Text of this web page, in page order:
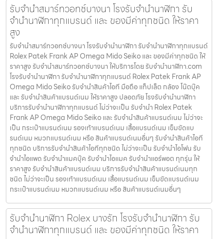
รับจำนำสมาร์ทวอทช์บางนา โรงรับจำนำนาฬิกา รับ
จำนำนาฬิกาทุกแบรนด์ และ ของมีค่าทุกชนิด ให้ราคา
สูง
รับจำนำสมาร์ทวอทช์บางนา โรงรับจำนำนาฬิกา รับจำนำนาฬิกาทุกแบรนด์
Rolex Patek Frank AP Omega Mido Seiko และ ของมีค่าทุกชนิด ให้
ราคาสูง รับจำนำสมาร์ทวอทช์บางนา ให้บริการโดย รับจํานํานาฬิกา.com
โรงรับจำนำนาฬิกา รับจำนำนาฬิกาทุกแบรนด์ Rolex Patek Frank AP
Omega Mido Seiko รับจำนำสินค้าไอที มือถือ แท็ปเล็ต กล้อง โน๊ตบุ๊ค
และ รับจำนำสินค้าแบรนด์เนม ให้ราคาสูง ปลอดภัย โรงรับจำนำนาฬิกา
บริการรับจำนำนาฬิกาทุกแบรนด์ ไม่ว่าจะเป็น รับจำนำ Rolex Patek
Frank AP Omega Mido Seiko และ รับจำนำสินค้าแบรนด์เนม ไม่ว่าจะ
เป็น กระเป๋าแบรนด์เนม รองเท้าแบรนด์เนม เสื้อแบรนด์เนม เข็มขัดแบ
รนด์เนม หมวกแบรนด์เนม หรือ สินค้าแบรนด์เนมอื่นๆ รับจำนำสินค้าไอที
ทุกชนิด บริการรับจำนำสินค้าไอทีทุกชนิด ไม่ว่าจะเป็น รับจำนำไอโฟน รับ
จำนำไอแพด รับจำนำแมคบุ๊ค รับจำนำไอแมค รับจำนำแอร์พอต ทุกรุ่น ให้
ราคาสูง รับจำนำสินค้าแบรนด์เนม บริการรับจำนำสินค้าแบรนด์เนมทุก
ชนิด ไม่ว่าจะเป็น รองเท้าแบรนด์เนม เสื้อแบรนด์เนม เข็มขัดแบรนด์เนม
กระเป๋าแบรนด์เนม หมวกแบรนด์เนม หรือ สินค้าแบรนด์เนมอื่นๆ
รับจำนำนาฬิกา Rolex บางรัก โรงรับจำนำนาฬิกา รับ
จำนำนาฬิกาทุกแบรนด์ และ ของมีค่าทุกชนิด ให้ราคา